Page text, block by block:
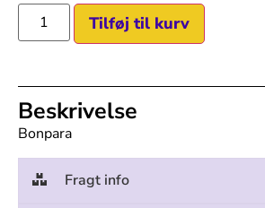
Tilføj til kurv
Beskrivelse
Bonpara
Fragt info